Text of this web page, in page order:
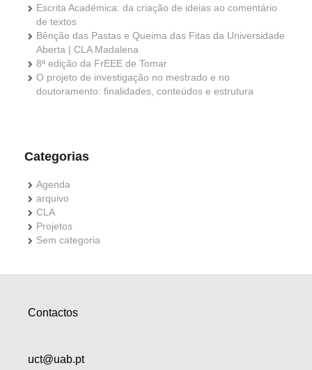
Escrita Académica: da criação de ideias ao comentário
de textos
Bênção das Pastas e Queima das Fitas da Universidade
Aberta | CLA Madalena
8ª edição da FrEEE de Tomar
O projeto de investigação no mestrado e no
doutoramento: finalidades, conteúdos e estrutura
Categorias
Agenda
arquivo
CLA
Projetos
Sem categoria
Contactos
uct@uab.pt